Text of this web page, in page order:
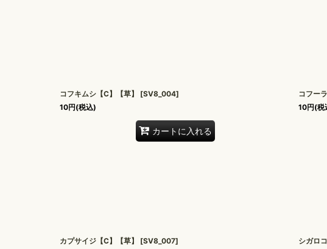
コフキムシ【C】【草】 [SV8_004]
10円(税込)
カートに入れる
コフー
10円(税
カプサイジ【C】【草】 [SV8_007]
シガロ